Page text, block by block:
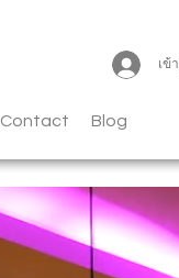
เข้
Contact Blog